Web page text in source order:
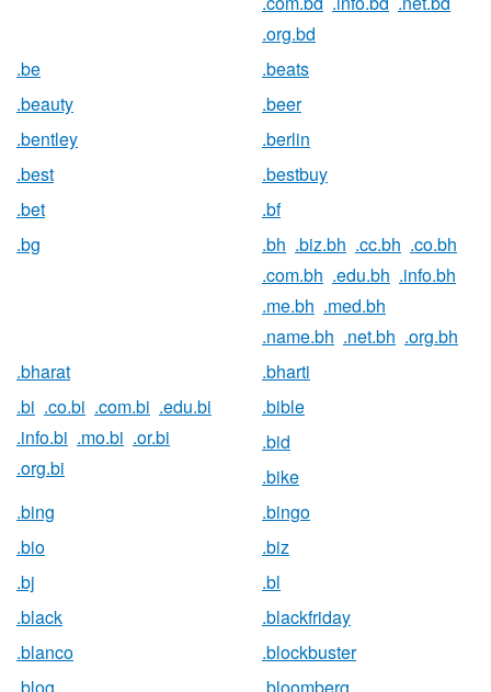
.org.bd
.be
.beats
.beauty
.beer
.bentley
.berlin
.best
.bestbuy
.bet
.bf
.bg
.bh .biz.bh .cc.bh .co.bh
.com.bh .edu.bh .info.bh
.me.bh .med.bh
.name.bh .net.bh .org.bh
.bharat
.bharti
.bi .co.bi .com.bi .edu.bi
.info.bi .mo.bi .or.bi
.org.bi
.bible
.bid
.bike
.bing
.bingo
.bio
.biz
.bj
.bl
.black
.blackfriday
.blanco
.blockbuster